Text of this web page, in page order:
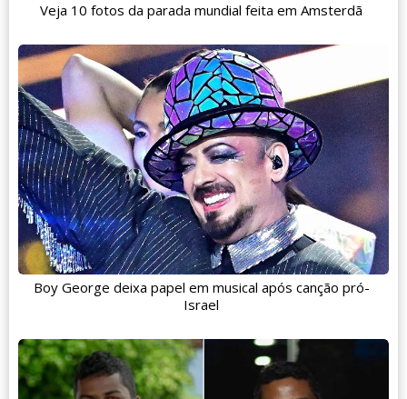
Veja 10 fotos da parada mundial feita em Amsterdã
Boy George deixa papel em musical após canção pró-
Israel